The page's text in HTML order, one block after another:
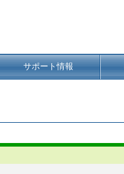
サポート情報